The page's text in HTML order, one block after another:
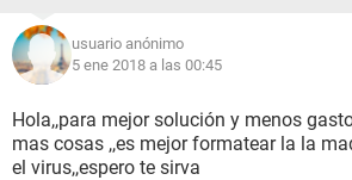
usuario anónimo
5 ene 2018 a las 00:45
Hola,,para mejor solución y menos
mas cosas ,,es mejor formatear la la
el virus,,espero te sirva